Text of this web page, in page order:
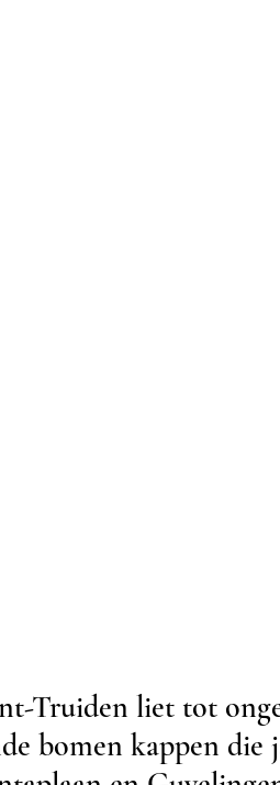
Truiden liet tot
bomen kappen die